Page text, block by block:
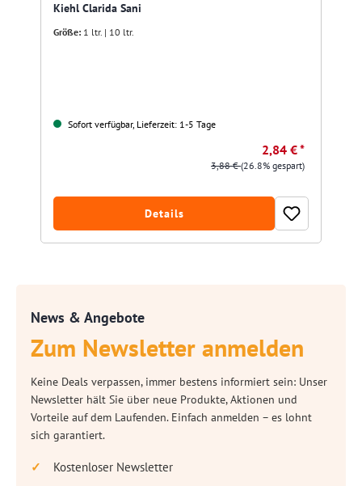
Kiehl Clarida Sani
Größe: 1 ltr. | 10 ltr.
Sofort verfügbar, Lieferzeit: 1-5 Tage
2,84 € *
3,88 €(26.8% gespart)
Details
News & Angebote
Zum Newsletter anmelden
Keine Deals verpassen, immer bestens informiert sein: Unser
Newsletter hält Sie über neue Produkte, Aktionen und
Vorteile auf dem Laufenden. Einfach anmelden – es lohnt
sich garantiert.
Kostenloser Newsletter